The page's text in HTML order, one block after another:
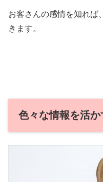
お客さんの感情を知れば
きます。
色々な情報を活か